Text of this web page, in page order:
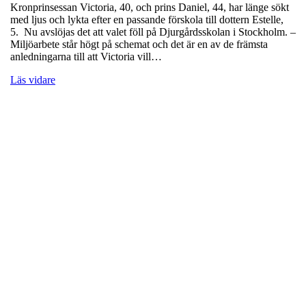
Kronprinsessan Victoria, 40, och prins Daniel, 44, har länge sökt
med ljus och lykta efter en passande förskola till dottern Estelle,
5. Nu avslöjas det att valet föll på Djurgårdsskolan i Stockholm. –
Miljöarbete står högt på schemat och det är en av de främsta
anledningarna till att Victoria vill…
Läs vidare